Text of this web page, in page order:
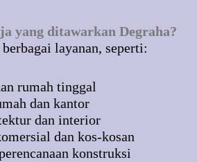
yang ditawarkan Degraha?
layanan, seperti:
rumah tinggal
dan kantor
dan interior
dan kos-kosan
konstruksi